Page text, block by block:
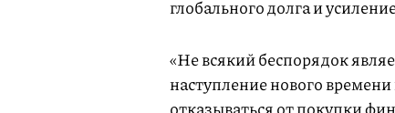
глобального долга и
«Не всякий беспорядок
наступление нового